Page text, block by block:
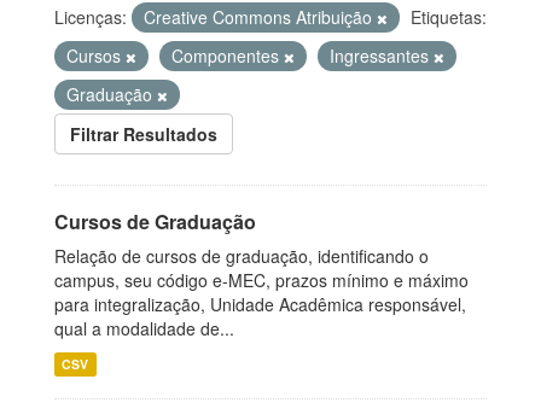
Licenças: Creative Commons Atribuição
Etiquetas:
Cursos
Componentes
Ingressantes
Graduação
Filtrar Resultados
Cursos de Graduação
Relação de cursos de graduação, identificando o
campus, seu código e-MEC, prazos mínimo e máximo
para integralização, Unidade Acadêmica responsável,
qual a modalidade de...
CSV